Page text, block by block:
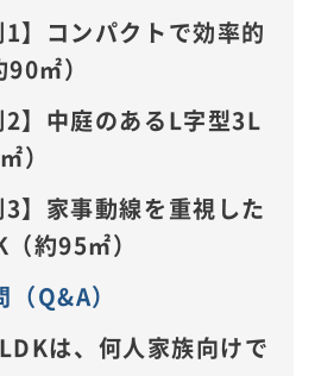
1】コンパクトで効率的
㎡）
2】中庭のあるL字型3L
）
3】家事動線を重視した
約95㎡）
Q&A）
は、何人家族向けで